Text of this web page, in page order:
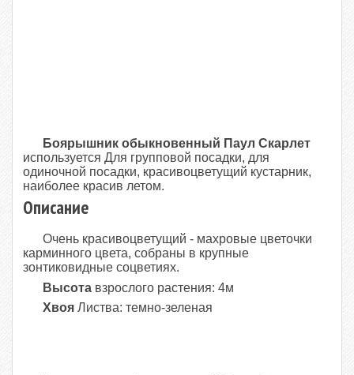
Боярышник обыкновенный Паул Скарлет
используется Для групповой посадки, для
одиночной посадки, красивоцветущий кустарник,
наиболее красив летом.
Описание
Очень красивоцветущий - махровые цветочки
карминного цвета, собраны в крупные
зонтиковидные соцветиях.
Высотавзрослого растения: 4м
ХвояЛиства: темно-зеленая